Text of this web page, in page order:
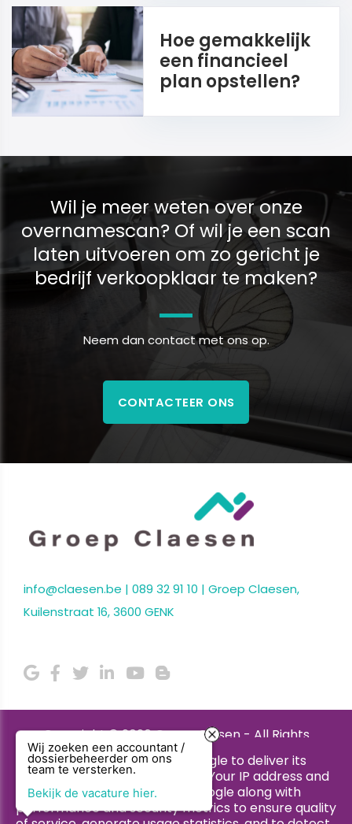
Hoe gemakkelijk
een financieel
plan opstellen?
Wil je meer weten over onze
overnamescan? Of wil je een scan
laten uitvoeren om zo gericht je
bedrijf verkoopklaar te maken?
Neem dan contact met ons op.
CONTACTEER ONS
info@claesen.be | 089 32 91 10 | Groep Claesen,
Kuilenstraat 16, 3600 GENK
Copyright © 2026 Groep Clasen - All Rights
Reserved.
Privacy & Cookies
UP-TO-DATE WebDesign
This site uses cookies from Google to deliver its
services and to analyze traffic. Your IP address and
user-agent are shared with Google along with
performance and security metrics to ensure quality
Wij zoeken een accountant /
dossierbeheerder om ons
team te versterken.
Bekijk de vacature hier.